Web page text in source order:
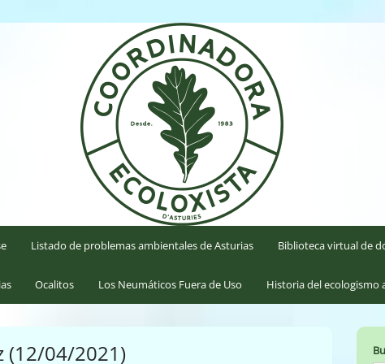
Listado de problemas ambientales de Asturias Biblioteca virtual de
Ocalitos Los Neumáticos Fuera de Uso Historia del ecologismo
(12/04/2021)